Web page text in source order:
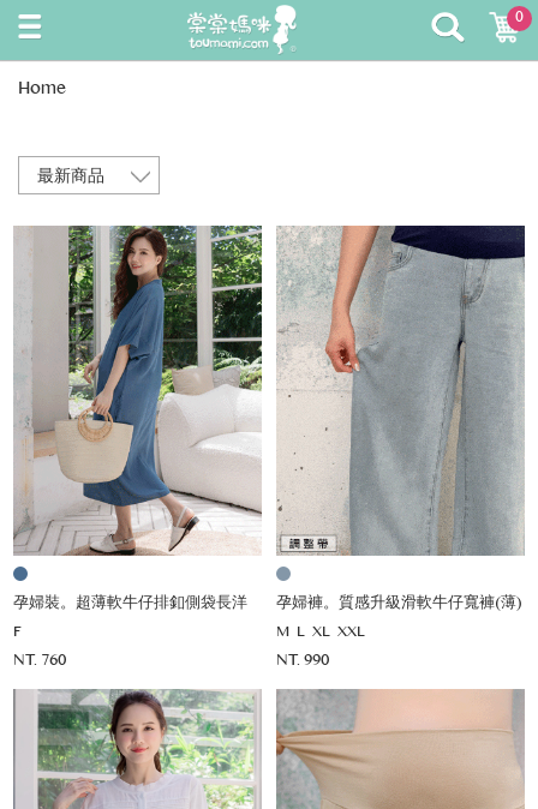
0
Home
孕婦裝。超薄軟牛仔排釦側袋長洋
F
NT. 760
孕婦褲。質感升級滑軟牛仔寬褲(薄)
M L XL XXL
NT. 990